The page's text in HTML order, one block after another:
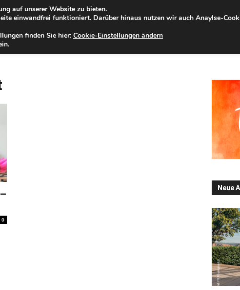
08.08.2026 Zur Internet-Filiale der Förde Sparkasse
IHRE REGION WERTPAPIERE FIRMENKUNDEN
0
Neue
auf unserer Website zu bieten.
einwandfrei funktioniert. Darüber hinaus nutzen wir auch Anaylse-
finden Sie hier: Cookie-Einstellungen ändern